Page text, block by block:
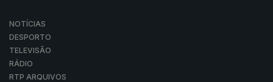
NOTÍCIAS
DESPORTO
TELEVISÃO
RÁDIO
RTP ARQUIVOS